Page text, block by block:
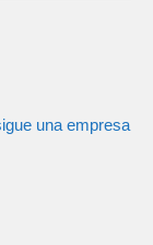
una empresa